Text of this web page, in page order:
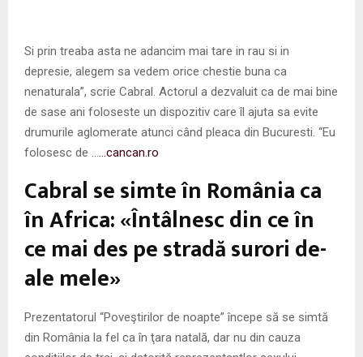
Si prin treaba asta ne adancim mai tare in rau si in
depresie, alegem sa vedem orice chestie buna ca
nenaturala”, scrie Cabral. Actorul a dezvaluit ca de mai bine
de sase ani foloseste un dispozitiv care îl ajuta sa evite
drumurile aglomerate atunci când pleaca din Bucuresti. “Eu
folosesc de …
…cancan.ro
Cabral se simte în România ca
în Africa: «Întâlnesc din ce în
ce mai des pe stradă surori de-
ale mele»
Prezentatorul “Poveştirilor de noapte” începe să se simtă
din România la fel ca în ţara natală, dar nu din cauza